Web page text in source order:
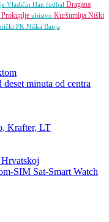
Vladičin Han fudbal Dragana
Prokuplje ubistvo Kuršumlija Niški
FK Niška Banja
deset minuta od centra
Krafter, LT
SIM Sat-Smart Watch